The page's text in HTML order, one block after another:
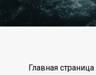
Главная страница